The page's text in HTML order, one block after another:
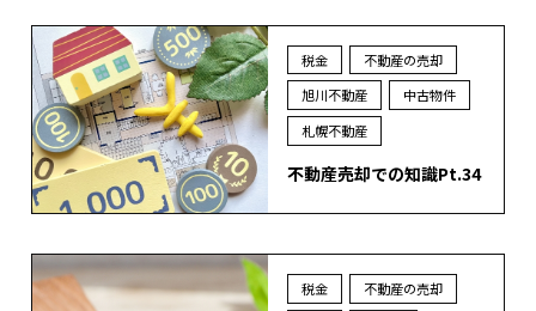
税金
不動産の売却
旭川不動産
中古物件
札幌不動産
不動産売却での知識Pt.34
税金
不動産の売却